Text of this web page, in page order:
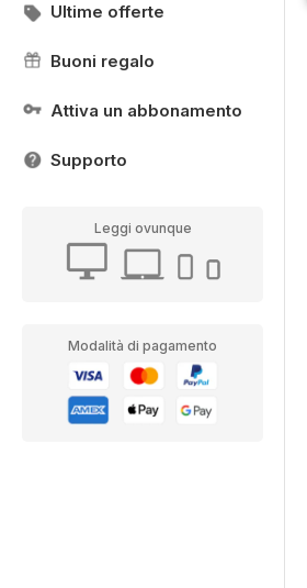
Ultime offerte
Buoni regalo
Attiva un abbonamento
Supporto
Leggi ovunque
Modalità di pagamento